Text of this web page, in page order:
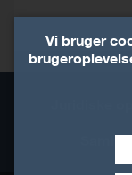
Juridiske
Vi bruger